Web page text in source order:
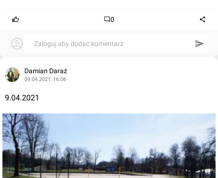
0
Zaloguj aby dodać komentarz
Damian Daraż
09.04.2021, 16:06
9.04.2021